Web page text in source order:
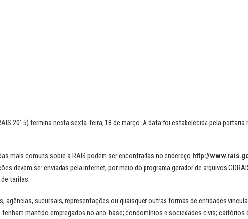
2015) termina nesta sexta-feira, 18 de março. A data foi estabelecida pela portaria
mais comuns sobre a RAIS podem ser encontradas no endereço http://
devem ser enviadas pela internet, por meio do programa gerador de arquivos
tarifas.
agências, sucursais, representações ou quaisquer outras formas de entidades
mantido empregados no ano-base; condomínios e sociedades civis; cartórios